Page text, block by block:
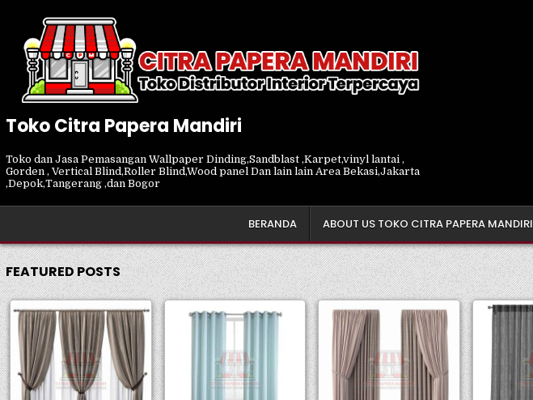
content
Toko Citra Papera Mandiri
Toko dan Jasa Pemasangan Wallpaper Dinding,Sandblast ,Karpet,vinyl lantai ,
Gorden , Vertical Blind,Roller Blind,Wood panel Dan lain lain Area Bekasi,Jakarta
,Depok,Tangerang ,dan Bogor
BERANDA ABOUT US TOKO CITRA PAPERA MANDIRI
FEATURED POSTS